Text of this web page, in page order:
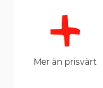
Mer än prisvärt